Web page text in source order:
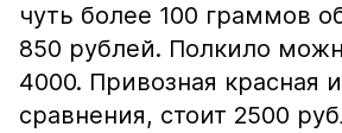
чуть более 100 граммов
850 рублей. Полкило
4000. Привозная красная
сравнения, стоит 2500